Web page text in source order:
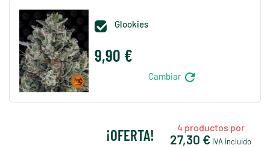
 Glookies
9,90 €
Cambiar refresh
¡OFERTA! 4productos por
27,30 € IVA incluido